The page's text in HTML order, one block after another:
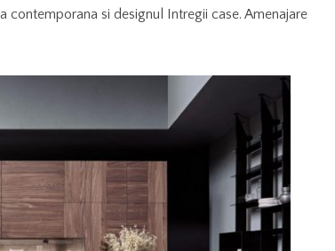
si designul Intregii case. Amenajare